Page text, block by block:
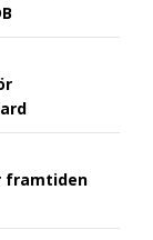
framtiden